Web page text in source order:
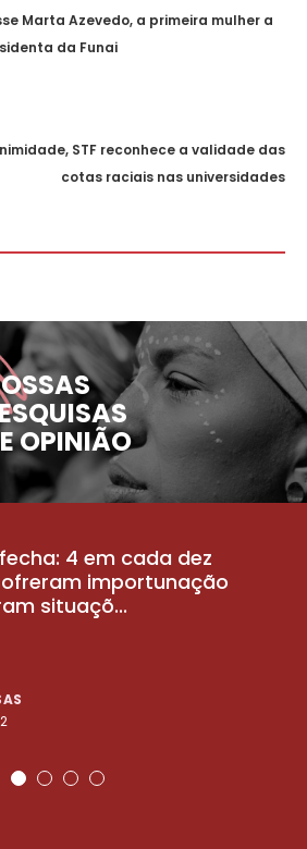
Marta Azevedo, a primeira mulher a
da Funai
STF reconhece a validade das
cotas raciais nas universidades
OPINIÃO
4 em cada dez
importunação
situaçõ...